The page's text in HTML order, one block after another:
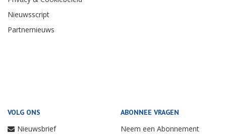
Nieuwsscript
Partnernieuws
VOLG ONS
Nieuwsbrief
ABONNEE VRAGEN
Neem een Abonnement